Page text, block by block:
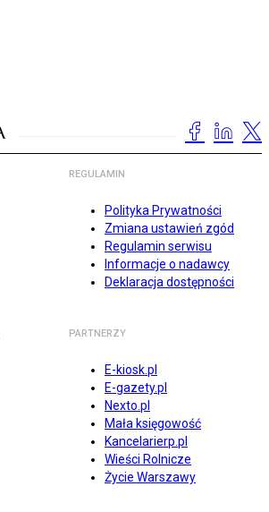
REGULAMIN
Polityka Prywatności
Zmiana ustawień zgód
Regulamin serwisu
Informacje o nadawcy
Deklaracja dostępności
PARTNERZY
E-kiosk.pl
E-gazety.pl
Nexto.pl
Mała księgowość
Kancelarierp.pl
Wieści Rolnicze
Życie Warszawy